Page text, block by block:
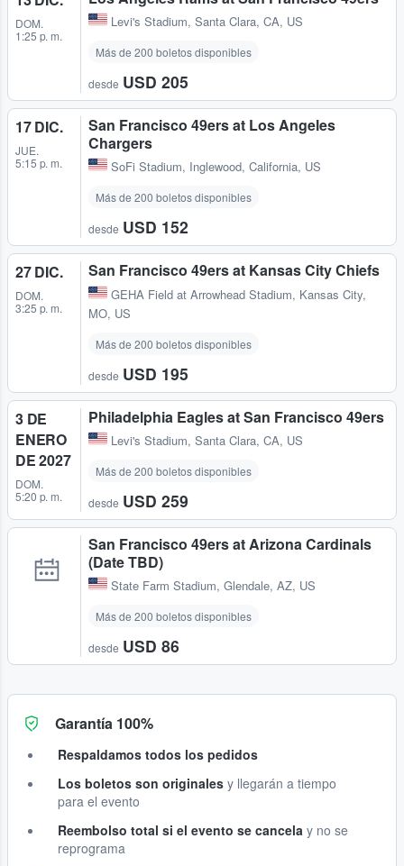
DOM.
1:25 p. m.
Levi's Stadium, Santa Clara, CA, US
Más de 200 boletos disponibles
desde USD 205
17 DIC.
JUE.
5:15 p. m.
San Francisco 49ers at Los Angeles
Chargers
SoFi Stadium, Inglewood, California, US
Más de 200 boletos disponibles
desde USD 152
27 DIC.
DOM.
3:25 p. m.
San Francisco 49ers at Kansas City Chiefs
GEHA Field at Arrowhead Stadium, Kansas City,
MO, US
Más de 200 boletos disponibles
desde USD 195
3 DE
ENERO
DE 2027
DOM.
5:20 p. m.
Philadelphia Eagles at San Francisco 49ers
Levi's Stadium, Santa Clara, CA, US
Más de 200 boletos disponibles
desde USD 259
San Francisco 49ers at Arizona Cardinals
(Date TBD)
State Farm Stadium, Glendale, AZ, US
Más de 200 boletos disponibles
desde USD 86
Garantía 100%
Respaldamos todos los pedidos
Los boletos son originales y llegarán a tiempo
para el evento
Reembolso total si el evento se cancela y no se
reprograma